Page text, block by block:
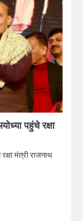
पहुंचे रक्षा
मंत्री राजनाथ